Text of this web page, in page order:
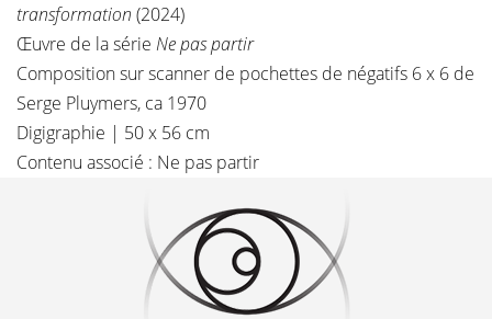
transformation (2024)
Œuvre de la série Ne pas partir
Composition sur scanner de pochettes de négatifs 6 x 6 de
Serge Pluymers, ca 1970
Digigraphie | 50 x 56 cm
Contenu associé : Ne pas partir